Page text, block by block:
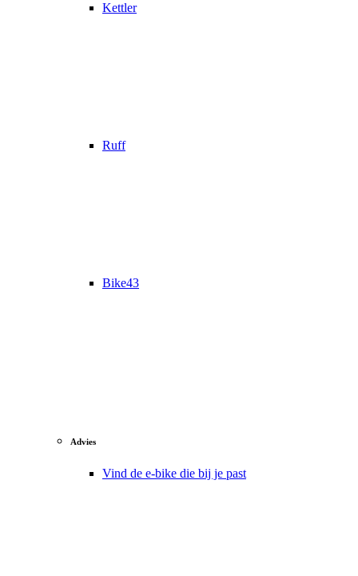
Kettler
Ruff
Bike43
Advies
Vind de e-bike die bij je past